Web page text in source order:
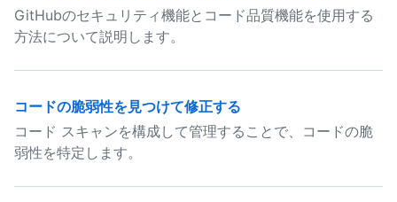
GitHubのセキュリティ機能とコード品質機能を使用する
方法について説明します。
コードの脆弱性を見つけて修正する
コード スキャンを構成して管理することで、コードの脆
弱性を特定します。